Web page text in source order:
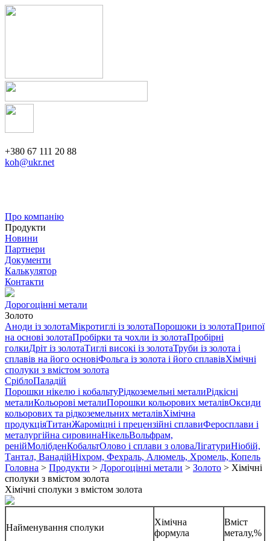
+380 67 111 20 88
koh@ukr.net
Про компанію
Продукти
Новини
Партнери
Документи
Калькулятор
Контакти
Дорогоцінні метали
Золото
Аноди із золотаМікротиглі із золотаПорошоки із золотаПрипої
на основі золотаПробірки та чохли із золотаПробірні
голкиДріт із золотаТиглі високі із золотаТруби із золота і
сплавів на його основіФольга із золота і його сплавівХімічні
сполуки з вмістом золота
СріблоПаладій
Порошки нікелю і кобальтуРідкоземельні металиРідкісні
металиКольорові металиПорошки кольорових металівОксиди
кольорових та рідкоземельних металівХімічна
продукціяТитанЖароміцні і прецензійні сплавиФеросплави і
металургійна сировинаНікельВольфрам,
ренійМолібденКобальтОлово і сплави з оловаЛігатуриНіобій,
Тантал, ВанадійНіхром, Фехраль, Алюмель, Хромель, Копель
Головна > Продукти > Дорогоцінні метали > Золото > Хімічні
сполуки з вмістом золота
Хімічні сполуки з вмістом золота
Найменування сполуки
Хімічна
формула
Вміст
металу,%